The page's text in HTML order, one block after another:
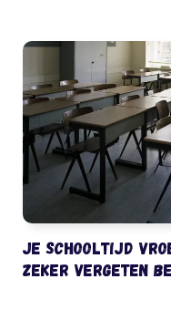
Je schooltijd
zeker vergeten